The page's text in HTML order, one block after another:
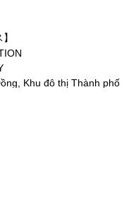
Khu đô thị Thành phố